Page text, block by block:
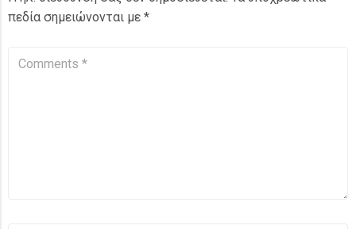
πεδία σημειώνονται με *